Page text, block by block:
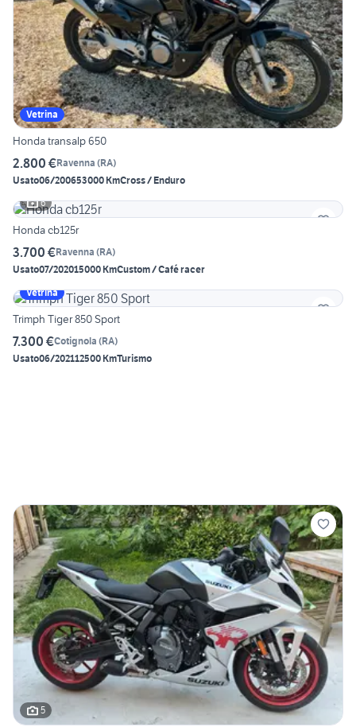
Vetrina
Honda transalp 650
2.800 €Ravenna (RA)
Usato06/200653000 KmCross / Enduro
6
Honda cb125r
3.700 €Ravenna (RA)
Usato07/202015000 KmCustom / Café racer
Vetrina
Trimph Tiger 850 Sport
7.300 €Cotignola (RA)
Usato06/202112500 KmTurismo
5